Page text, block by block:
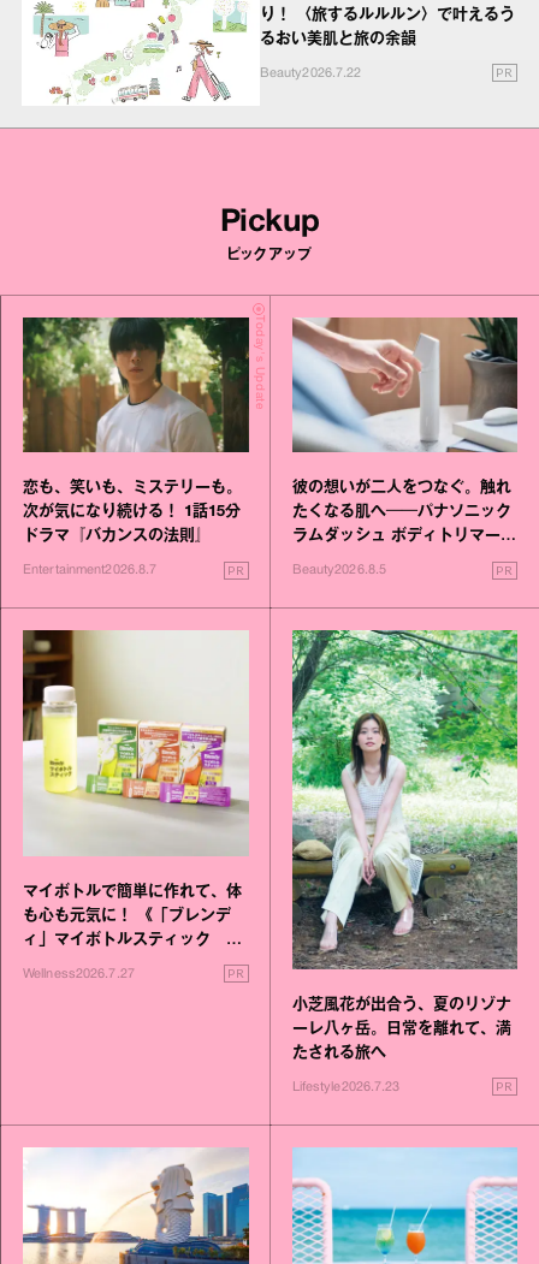
り！ 〈旅するルルルン〉で叶えるう
るおい美肌と旅の余韻
Beauty2026.7.22 PR
Pickup
ピックアップ
Today's Update
恋も、笑いも、ミステリーも。
次が気になり続ける！ 1話15分
ドラマ『バカンスの法則』
Entertainment2026.8.7 PR
彼の想いが二人をつなぐ。触れ
たくなる肌へ──パナソニック
ラムダッシュ ボディトリマーが
進化！
Beauty2026.8.5 PR
マイボトルで簡単に作れて、体
も心も元気に！ 《「ブレンデ
ィ」マイボトルスティック い
いこと毎日》シリーズが誕生
Wellness2026.7.27 PR
小芝風花が出合う、夏のリゾナ
ーレ八ヶ岳。日常を離れて、満
たされる旅へ
Lifestyle2026.7.23 PR